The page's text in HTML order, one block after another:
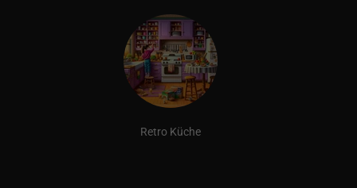
Retro Küche